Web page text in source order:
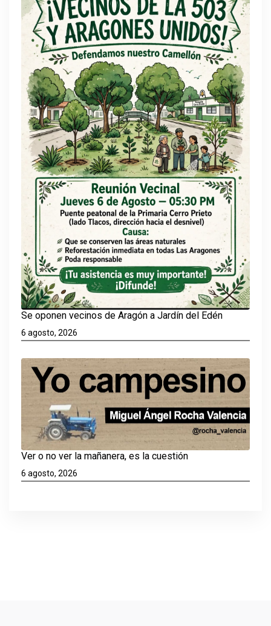
Se oponen vecinos de Aragón a Jardín del Edén
6 agosto, 2026
Ver o no ver la mañanera, es la cuestión
6 agosto, 2026